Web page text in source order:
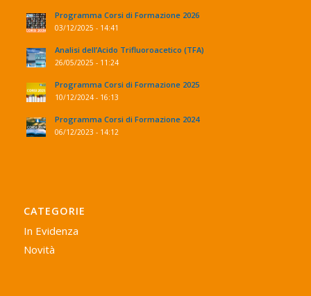
Programma Corsi di Formazione 2026
03/12/2025 - 14:41
Analisi dell’Acido Trifluoroacetico (TFA)
26/05/2025 - 11:24
Programma Corsi di Formazione 2025
10/12/2024 - 16:13
Programma Corsi di Formazione 2024
06/12/2023 - 14:12
CATEGORIE
In Evidenza
Novità